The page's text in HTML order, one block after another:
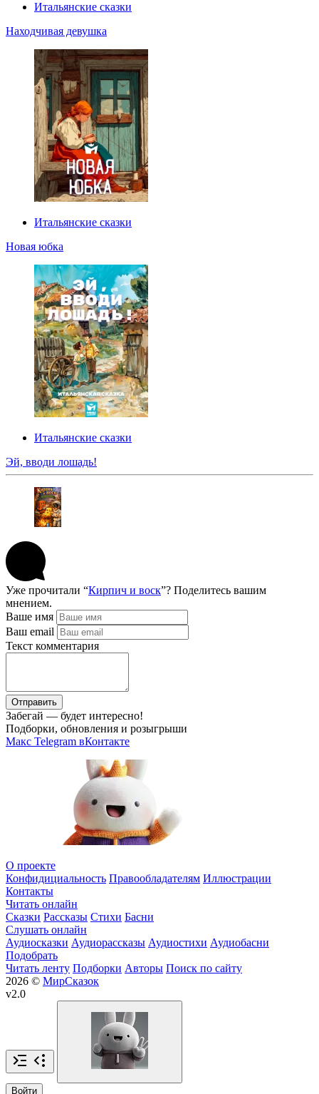
Итальянские сказки
Находчивая девушка
Итальянские сказки
Новая юбка
Итальянские сказки
Эй, вводи лошадь!
Уже прочитали “Кирпич и воск”? Поделитесь вашим
мнением.
Ваше имя
Ваш email
Текст комментария
Отправить
Забегай — будет интересно!
Подборки, обновления и розыгрыши
Макс Telegram вКонтакте
О проекте
Конфидициальность Правообладателям Иллюстрации
Контакты
Читать онлайн
Сказки Рассказы Стихи Басни
Слушать онлайн
Аудиосказки Аудиорассказы Аудиостихи Аудиобасни
Подобрать
Читать ленту Подборки Авторы Поиск по сайту
2026 © МирСказок
v2.0
Войти